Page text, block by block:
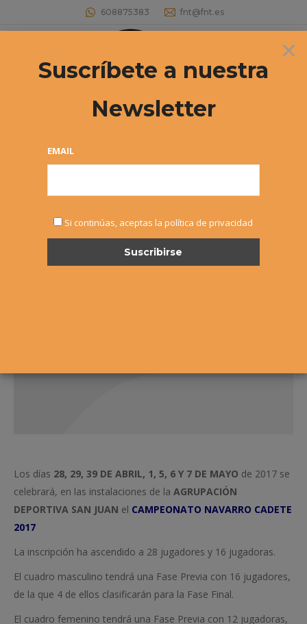
608875383 fnt@fnt.es
Buscar:
CAMPEONATO NAVARRO CADETE
Los días 28, 29, 39 DE ABRIL, 1, 5, 6 Y 7 DE MAYO de 2017 se
celebrará, en las instalaciones de la AGRUPACIÓN
DEPORTIVA SAN JUAN el CAMPEONATO NAVARRO CADETE
2017
La inscripción ha ascendido a 28 jugadores y 16 jugadoras.
El cuadro masculino tendrá una Fase Previa con 16 jugadores,
de la que 4 de ellos clasificarán para la Fase Final.
El cuadro femenino tendrá una Fase Previa con 12 jugadoras,
×
Suscríbete a nuestra
Newsletter
EMAIL
Si continúas, aceptas la política de privacidad